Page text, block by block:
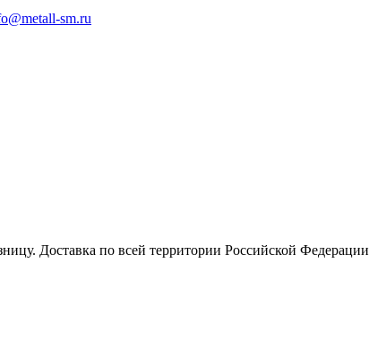
sm.ru
Доставка по всей территории Российской Федерации